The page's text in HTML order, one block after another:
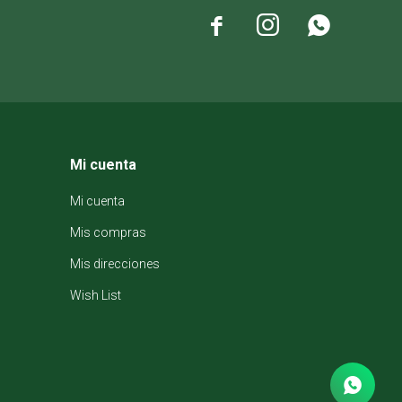
  
Mi cuenta
Mi cuenta
Mis compras
Mis direcciones
Wish List